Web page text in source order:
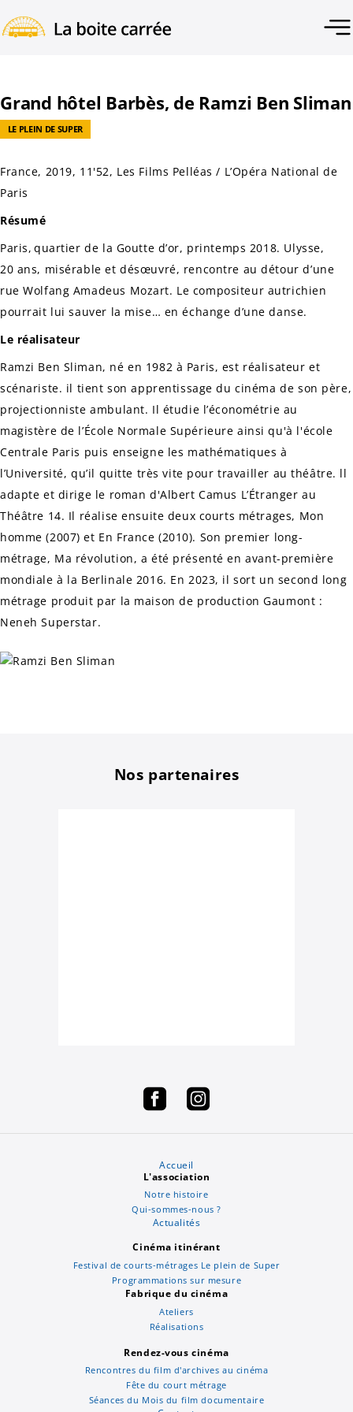
Grand hôtel Barbès, de Ramzi Ben Sliman
LE PLEIN DE SUPER
France, 2019, 11'52, Les Films Pelléas / L’Opéra National de
Paris
Résumé
Paris, quartier de la Goutte d’or, printemps 2018. Ulysse,
20 ans, misérable et désœuvré, rencontre au détour d’une
rue Wolfang Amadeus Mozart. Le compositeur autrichien
pourrait lui sauver la mise… en échange d’une danse.
Le réalisateur
Ramzi Ben Sliman, né en 1982 à Paris, est réalisateur et
scénariste. il tient son apprentissage du cinéma de son père,
projectionniste ambulant. Il étudie l’économétrie au
magistère de l’École Normale Supérieure ainsi qu'à l'école
Centrale Paris puis enseigne les mathématiques à
l’Université, qu’il quitte très vite pour travailler au théâtre. ll
adapte et dirige le roman d'Albert Camus L’Étranger au
Théâtre 14. Il réalise ensuite deux courts métrages, Mon
homme (2007) et En France (2010). Son premier long-
métrage, Ma révolution, a été présenté en avant-première
mondiale à la Berlinale 2016. En 2023, il sort un second long
métrage produit par la maison de production Gaumont :
Neneh Superstar.
Nos partenaires
Accueil
L'association
Notre histoire
Qui-sommes-nous ?
Actualités
Cinéma itinérant
Festival de courts-métrages Le plein de Super
Programmations sur mesure
Fabrique du cinéma
Ateliers
Réalisations
Rendez-vous cinéma
Rencontres du film d'archives au cinéma
Fête du court métrage
Séances du Mois du film documentaire